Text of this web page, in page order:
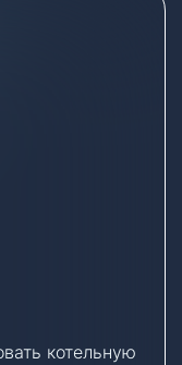
котельную